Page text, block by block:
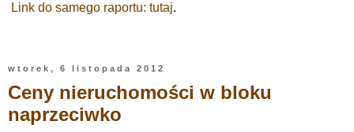
Link do samego raportu: tutaj.
wtorek, 6 listopada 2012
Ceny nieruchomości w bloku
naprzeciwko